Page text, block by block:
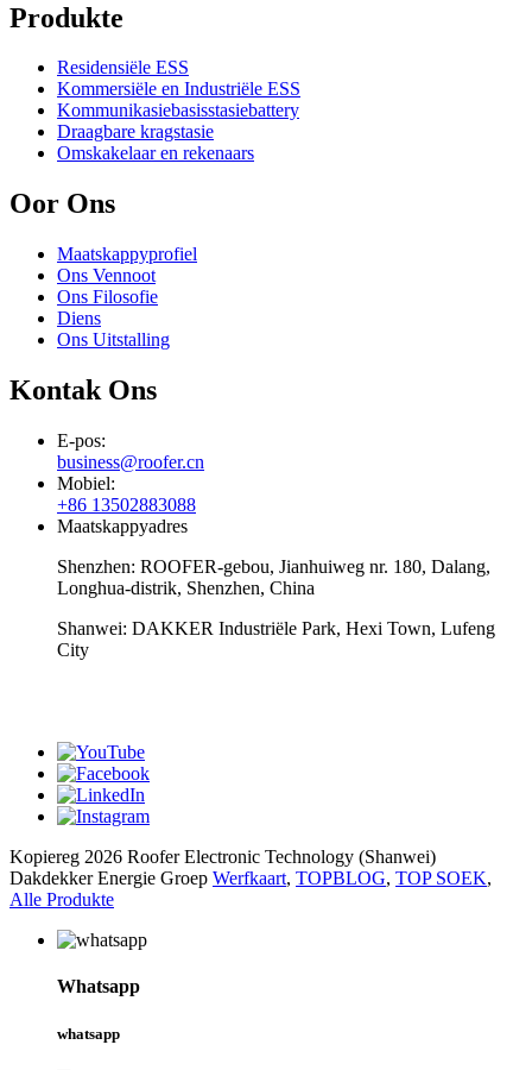
Produkte
Residensiële ESS
Kommersiële en Industriële ESS
Kommunikasiebasisstasiebattery
Draagbare kragstasie
Omskakelaar en rekenaars
Oor Ons
Maatskappyprofiel
Ons Vennoot
Ons Filosofie
Diens
Ons Uitstalling
Kontak Ons
E-pos:
business@roofer.cn
Mobiel:
+86 13502883088
Maatskappyadres
Shenzhen: ROOFER-gebou, Jianhuiweg nr. 180, Dalang,
Longhua-distrik, Shenzhen, China
Shanwei: DAKKER Industriële Park, Hexi Town, Lufeng
City
Kopiereg 2026 Roofer Electronic Technology (Shanwei)
Dakdekker Energie Groep Werfkaart, TOPBLOG, TOP SOEK,
Alle Produkte
Whatsapp
whatsapp